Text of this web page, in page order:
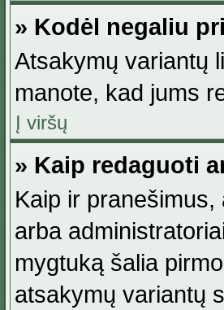
» Kodėl negaliu
Atsakymų variantų
manote, kad jums
Į viršų
» Kaip redaguoti
Kaip ir
arba
mygtuką šalia
atsakymų variantų